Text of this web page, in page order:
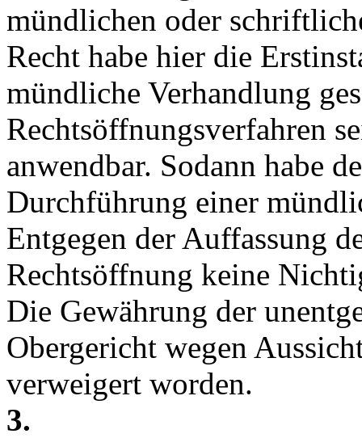
mündlichen oder
Recht habe hier die
mündliche Verhandlung
Rechtsöffnungsverfahren
anwendbar. Sodann habe
Durchführung einer
Entgegen der Auffassung
Rechtsöffnung keine
Die Gewährung der
Obergericht wegen
verweigert worden.
3.